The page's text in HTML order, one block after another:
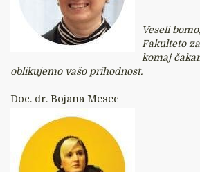
Veseli
Fakulteto
komaj
oblikujemo vašo prihodnost.
Doc. dr. Bojana Mesec